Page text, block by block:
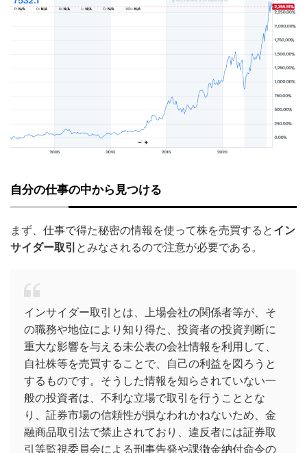
自分の仕事の中から見つける
まず、仕事で得た秘密の情報を使って株を売買すると イン
サイダー取引 とみなされるので注意が必要である。
インサイダー取引とは、上場会社の関係者等が、そ
の職務や地位により知り得た、投資者の投資判断に
重大な影響を与える未公表の会社情報を利用して、
自社株等を売買することで、自己の利益を図ろうと
するものです。そうした情報を知らされていない一
般の投資者は、不利な立場で取引を行うこととな
り、証券市場の信頼性が損なわれかねないため、金
融商品取引法で禁止されており、違反者には証券取
引等監視委員会による刑事告発や課徴金納付命令の